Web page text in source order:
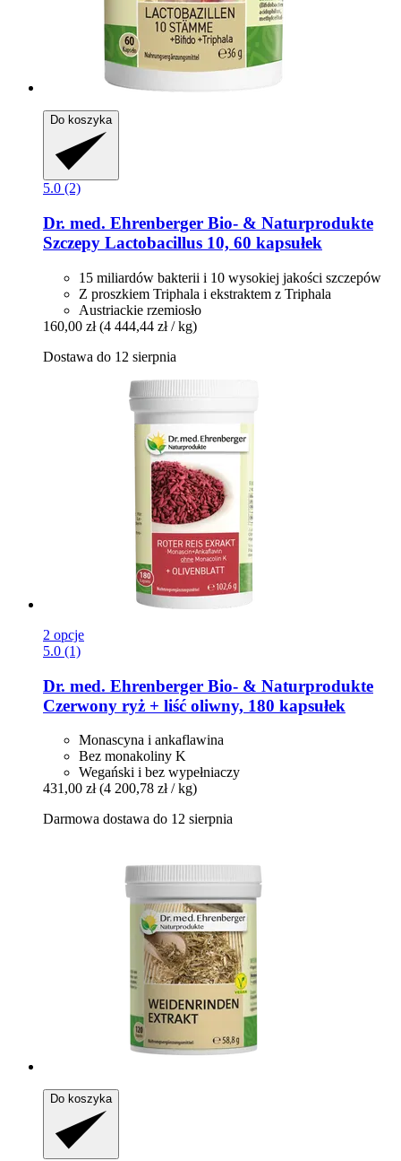
Do koszyka
5.0 (2)
Dr. med. Ehrenberger Bio- & Naturprodukte
Szczepy Lactobacillus 10, 60 kapsułek
15 miliardów bakterii i 10 wysokiej jakości szczepów
Z proszkiem Triphala i ekstraktem z Triphala
Austriackie rzemiosło
160,00 zł (4 444,44 zł / kg)
Dostawa do 12 sierpnia
2 opcje
5.0 (1)
Dr. med. Ehrenberger Bio- & Naturprodukte
Czerwony ryż + liść oliwny, 180 kapsułek
Monascyna i ankaflawina
Bez monakoliny K
Wegański i bez wypełniaczy
431,00 zł (4 200,78 zł / kg)
Darmowa dostawa do 12 sierpnia
Do koszyka